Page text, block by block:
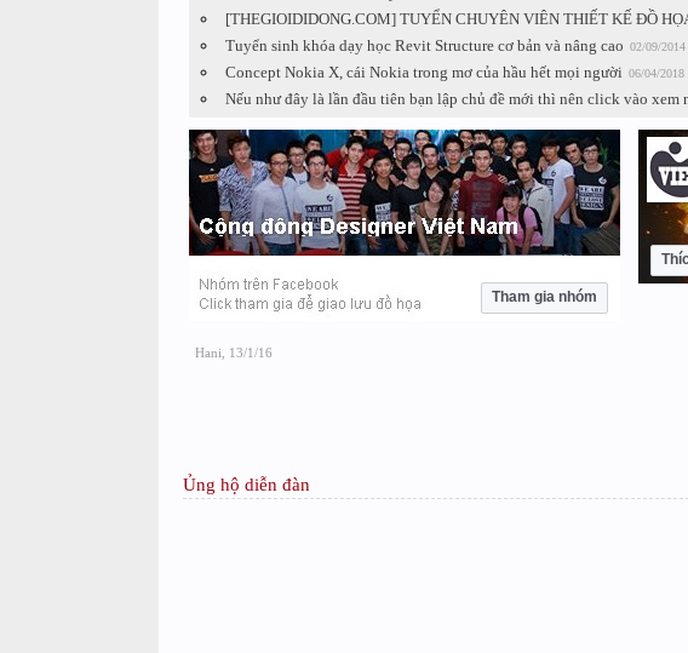
[THEGIOIDIDONG.COM] TUYỂN CHUYÊN VIÊN THIẾT KẾ ĐỒ
Tuyển sinh khóa dạy học Revit Structure cơ bản và nâng cao 02/09/2014
Concept Nokia X, cái Nokia trong mơ của hầu hết mọi người 06/04/2018
Nếu như đây là lần đầu tiên bạn lập chủ đề mới thì nên click vào
Tham gia nhóm
Hani 13/1/16
Ủng hộ diễn đàn